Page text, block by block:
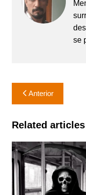
se
Navegación
de
entradas
Anterior
Related articles